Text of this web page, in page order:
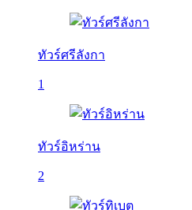
ทัวร์ศรีลังกา
1
ทัวร์อิหร่าน
2